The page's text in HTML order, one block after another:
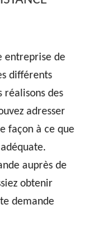
entreprise de
différents
réalisons des
adresser
façon à ce que
auprès de
obtenir
demande